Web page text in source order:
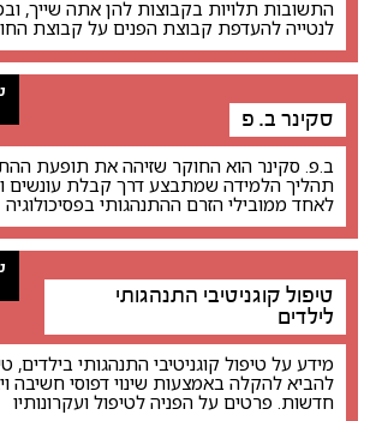
התשובות תלויות בקבוצות להן אתה שייך,
לנטייה להעדפת קבוצת הפנים על קבוצת
סקינר ב. פ
ב.פ. סקינר הוא החוקר שזיהה את תופעת
תהליך הלמידה שמתבצע דרך קבלת עונשים
לאחד ממובילי הזרם ההתנהגותי בפסיכולוגיה
טיפול קוגניטיבי התנהגותי
לילדים
מידע על טיפול קוגניטיבי התנהגותי בילדים,
להביא להקלה באמצעות שינוי דפוסי חשיבה
חדשות. פרטים על הפניה לטיפול ועקרונותיו